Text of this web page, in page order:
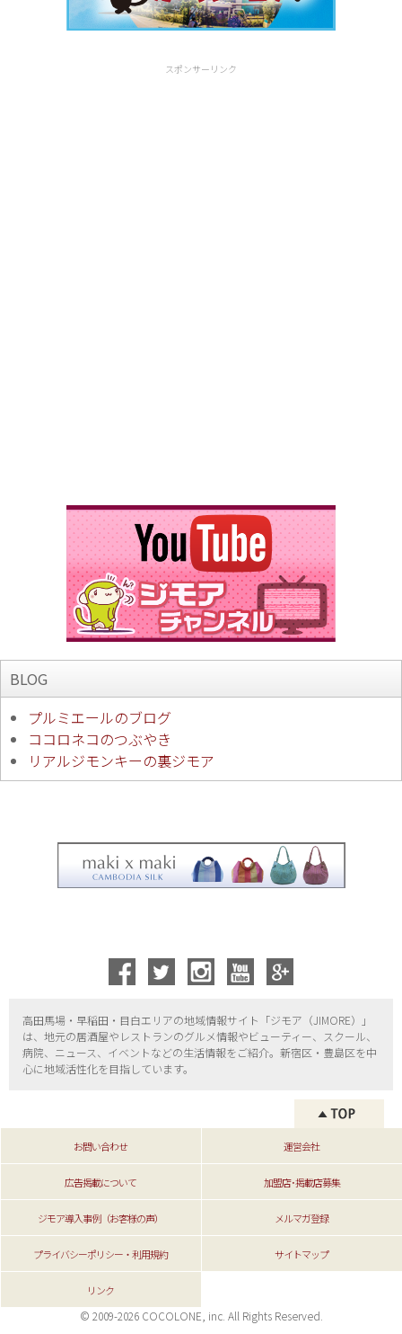
スポンサーリンク
BLOG
プルミエールのブログ
ココロネコのつぶやき
リアルジモンキーの裏ジモア
高田馬場・早稲田・目白エリアの地域情報サイト「ジモア（JIMORE）」
は、地元の居酒屋やレストランのグルメ情報やビューティー、
スクール、
病院、ニュース、イベントなどの生活情報をご紹介。新宿区・ 豊島区を中
心に地域活性化を目指しています。
お問い合わせ 運営会社
広告掲載について 加盟店･掲載店募集
ジモア導入事例（お客様の声） メルマガ登録
プライバシーポリシー・利用規約 サイトマップ
リンク
© 2009-2026 COCOLONE, inc. All Rights Reserved.